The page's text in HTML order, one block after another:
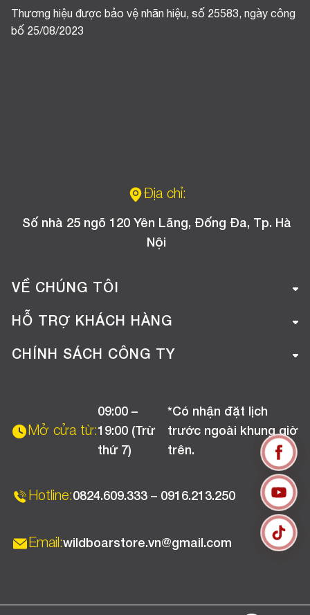
Thương hiệu được bảo vệ nhãn hiệu, số 25583, ngày công
bố 25/08/2023
Địa chỉ:
Số nhà 25 ngõ 120 Yên Lãng, Đống Đa, Tp. Hà
Nội
VỀ CHÚNG TÔI
Giới thiệu công ty
Tuyển dụng
HỖ TRỢ KHÁCH HÀNG
Hướng dẫn mua hàng online
Chương trình khuyến mãi
CHÍNH SÁCH CÔNG TY
Chính sách bảo hành
Mở cửa từ:
09:00 –
19:00 (Trừ
thứ 7)
*Có nhận đặt lịch
trước ngoài khung giờ
trên.
Hotline:0824.609.333 – 0916.213.250
Email:wildboarstore.vn@gmail.com